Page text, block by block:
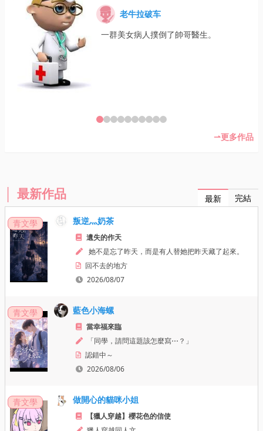
老牛拉破车
一群美女病人撲倒了帥哥醫生。
更多作品
最新作品 最新 完結
青文學 叛逆灬奶茶
遺失的作天
她不是忘了昨天，而是有人替她把昨天藏了起來。
回不去的地方
2026/08/07
青文學 藍色小海螺
當幸福來臨
「同學，請問這題該怎麼寫⋯？」
認錯中～
2026/08/06
青文學 做開心的貓咪小姐
【獵人穿越】櫻花色的信使